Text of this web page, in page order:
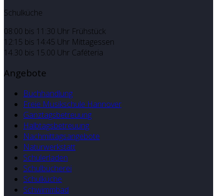
Schulküche
08:00 bis 11:30 Uhr Frühstück
12:15 bis 14:45 Uhr Mittagessen
14.30 bis 15.00 Uhr Caféteria
Angebote
Buchhandlung
Freie Musikschule Hannover
Ganztagsbetreuung
Halbtagsbetreuung
Nachmittagsangebote
Naturwerkstatt
Schülerladen
Schulbücherei
Schulküche
Schwimmbad